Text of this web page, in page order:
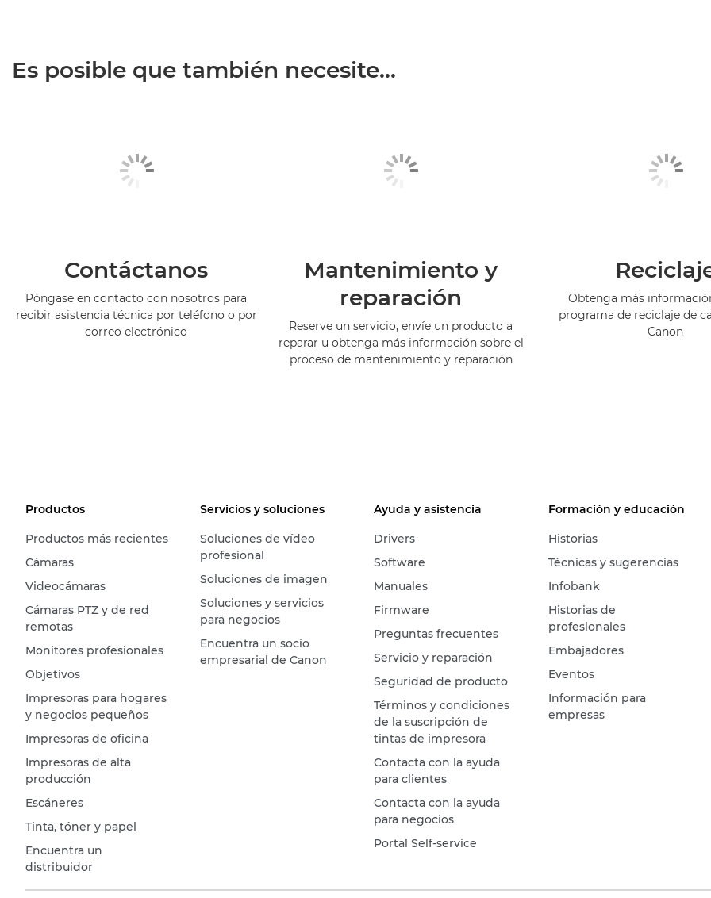
Es posible que también necesite...
Contáctanos
Póngase en contacto con nosotros para
recibir asistencia técnica por teléfono o por
correo electrónico
Mantenimiento y
reparación
Reserve un servicio, envíe un producto a
reparar u obtenga más información sobre el
proceso de mantenimiento y reparación
Obtenga más
programa de reciclaje de
Canon
Productos
Productos más recientes
Cámaras
Videocámaras
Cámaras PTZ y de red
remotas
Monitores profesionales
Objetivos
Impresoras para hogares
y negocios pequeños
Impresoras de oficina
Impresoras de alta
producción
Escáneres
Tinta, tóner y papel
Encuentra un
distribuidor
Servicios y soluciones
Soluciones de vídeo
profesional
Soluciones de imagen
Soluciones y servicios
para negocios
Encuentra un socio
empresarial de Canon
Ayuda y asistencia
Drivers
Software
Manuales
Firmware
Preguntas frecuentes
Servicio y reparación
Seguridad de producto
Términos y condiciones
de la suscripción de
tintas de impresora
Contacta con la ayuda
para clientes
Contacta con la ayuda
para negocios
Portal Self-service
Formación y educación
Historias
Técnicas y sugerencias
Infobank
Historias de
profesionales
Embajadores
Eventos
Información para
empresas